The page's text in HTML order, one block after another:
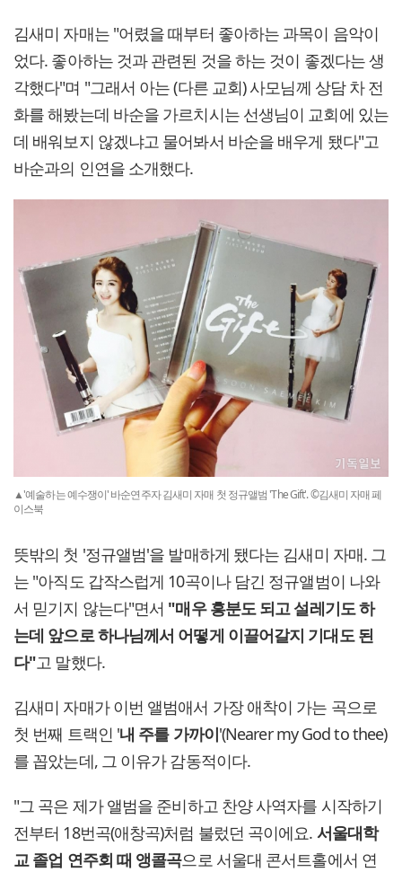
김새미 자매는 "어렸을 때부터 좋아하는 과목이 음악이
었다. 좋아하는 것과 관련된 것을 하는 것이 좋겠다는 생
각했다"며 "그래서 아는 (다른 교회) 사모님께 상담 차 전
화를 해봤는데 바순을 가르치시는 선생님이 교회에 있는
데 배워보지 않겠냐고 물어봐서 바순을 배우게 됐다"고
바순과의 인연을 소개했다.
▲'예술하는 예수쟁이' 바순연주자 김새미 자매 첫 정규앨범 'The Gift'. ©김새미 자매 페
이스북
뜻밖의 첫 '정규앨범'을 발매하게 됐다는 김새미 자매. 그
는 "아직도 갑작스럽게 10곡이나 담긴 정규앨범이 나와
서 믿기지 않는다"면서 "매우 흥분도 되고 설레기도 하
는데 앞으로 하나님께서 어떻게 이끌어갈지 기대도 된
다"고 말했다.
김새미 자매가 이번 앨범애서 가장 애착이 가는 곡으로
첫 번째 트랙인 '내 주를 가까이'(Nearer my God to thee)
를 꼽았는데, 그 이유가 감동적이다.
"그 곡은 제가 앨범을 준비하고 찬양 사역자를 시작하기
전부터 18번곡(애창곡)처럼 불렀던 곡이에요. 서울대학
교 졸업 연주회 때 앵콜곡으로 서울대 콘서트홀에서 연